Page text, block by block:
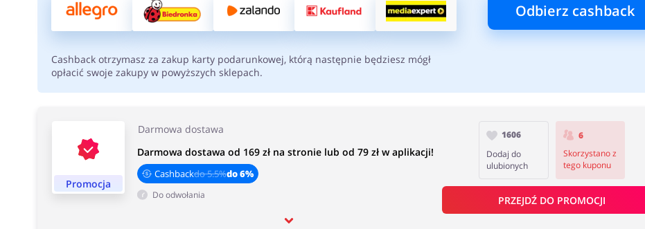
Promocja
Darmowa dostawa
Darmowa dostawa od 169 zł na stronie lub od 79 zł w aplikacji!
Cashbackdo 5.5%do 6%
Do odwołania
1606
Dodaj do
ulubionych
6
Skorzystano z
tego kuponu
PRZEJDŹ DO PROMOCJI
Odbierz cashback
Cashback otrzymasz za zakup karty podarunkowej, którą następnie będziesz mógł
opłacić swoje zakupy w powyższych sklepach.